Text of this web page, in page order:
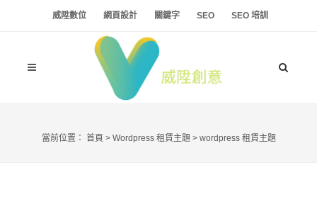
威陞數位 網頁設計 關鍵字 SEO SEO 培訓
當前位置： 首頁 > Wordpress 租賃主題 > wordpress 租賃主題